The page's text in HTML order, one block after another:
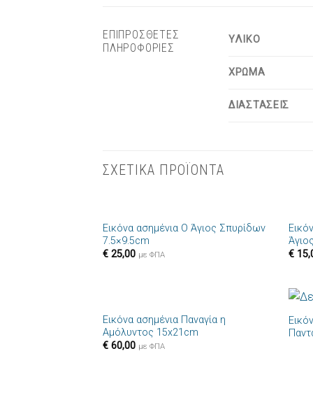
ΕΠΙΠΡΟΣΘΕΤΕΣ
ΠΛΗΡΟΦΟΡΙΕΣ
ΥΛΙΚΟ
ΧΡΩΜΑ
ΔΙΑΣΤΑΣΕΙΣ
ΣΧΕΤΙΚΑ ΠΡΟΪΟΝΤΑ
Πρόσθήκη
Εικόνα ασημένια Ο Άγιος Σπυρίδων
7.5×9.5cm
€25,00 με ΦΠΑ
€
Εικόνα ασημένια Παναγία η
Αμόλυντος 15x21cm
€60,00 με ΦΠΑ